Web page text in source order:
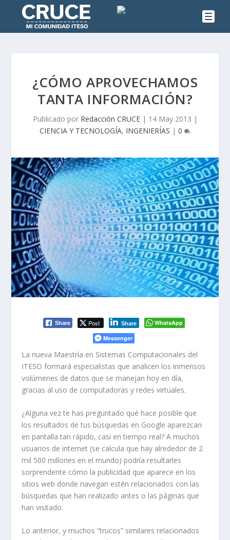
¿CÓMO APROVECHAMOS
TANTA INFORMACIÓN?
Publicado por Redacción CRUCE| 14 May 2013 |
CIENCIA Y TECNOLOGÍA, INGENIERÍAS | 0
Share Post Share
WhatsApp
Messenger
La nueva Maestría en Sistemas Computacionales del
ITESO formará especialistas que analicen los inmensos
volúmenes de datos que se manejan hoy en día,
gracias al uso de computadoras y redes virtuales.
¿Alguna vez te has preguntado qué hace posible que
los resultados de tus búsquedas en Google aparezcan
en pantalla tan rápido, casi en tiempo real? A muchos
usuarios de internet (se calcula que hay alrededor de 2
mil 500 millones en el mundo) podría resultarles
sorprendente cómo la publicidad que aparece en los
sitios web donde navegan estén relacionados con las
búsquedas que han realizado antes o las páginas que
han visitado.
Lo anterior, y muchos “trucos” similares relacionados